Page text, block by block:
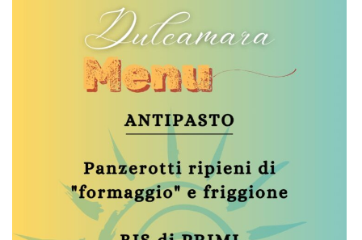
di acqua naturale e frizzante, caffè, limoncello e pane artigianale di nostra produzione,
ha un costo di 55 euro. Menù ridotto pensato per bimb* (da richiedere al momento
della prenotazione): pasta corta in bianco con olio o con la nostra passata artigianale
di pomodoro o panna vegetale e piselli. Nuggets di verdure e patate rustiche al forno
con maionese. Muffin al cacao con gocce di cioccolato. Il menù ridotto comprende un
succo di frutta bio e pane di nostra produzione e ha un costo di 20 euro. Entrambi i
menù sono 100% vegetali. I menù potrebbero subire alcune lievi modifiche. Per
prenotazioni e informazioni vi chiediamo di chiamaci allo 051796643 oppure scrivici alla